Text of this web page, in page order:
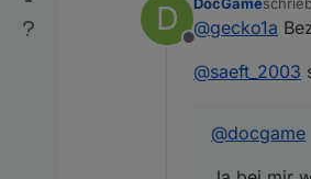
D
Offline
@gecko1a
@saeft_2003
@docgame